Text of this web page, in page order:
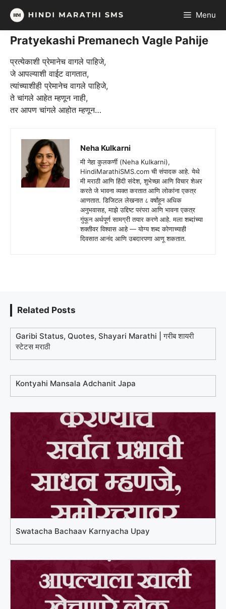
Skip
content
Menu
Pratyekashi Premanech Vagle Pahije
प्रत्येकाशी प्रेमानेच वागले पाहिजे,
जे आपल्याशी वाईट वागतात,
त्यांच्याशीही प्रेमानेच वागले पाहिजे,
ते चांगले आहेत म्हणून नाही,
तर आपण चांगले आहोत म्हणून…
Neha Kulkarni
मी नेहा कुलकर्णी (Neha Kulkarni),
HindiMarathiSMS.com ची संपादक आहे. येथे
मी मराठी आणि हिंदी संदेश, शुभेच्छा आणि विचार शेअर
करते जे भावना व्यक्त करतात आणि लोकांना एकत्र
आणतात. डिजिटल लेखनात ८ वर्षांहून अधिक
अनुभवासह, माझे उद्दिष्ट परंपरा आणि भावना एकत्र
गुंफून अर्थपूर्ण सामग्री तयार करणे आहे. मला शब्दांच्या
शक्तीवर विश्वास आहे — योग्य शब्द कोणाच्याही
दिवसात आनंद आणि उबदारपणा आणू शकतात.
Related Posts
Garibi Status, Quotes, Shayari Marathi | गरीब शायरी
स्टेटस मराठी
Kontyahi Mansala Adchanit Japa
Swatacha Bachaav Karnyacha Upay